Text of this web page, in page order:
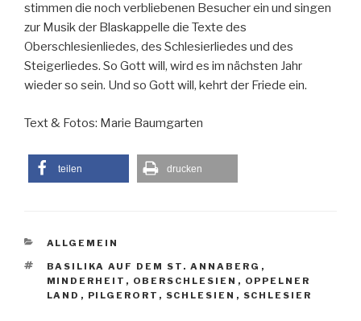
stimmen die noch verbliebenen Besucher ein und singen
zur Musik der Blaskappelle die Texte des
Oberschlesienliedes, des Schlesierliedes und des
Steigerliedes. So Gott will, wird es im nächsten Jahr
wieder so sein. Und so Gott will, kehrt der Friede ein.
Text & Fotos: Marie Baumgarten
teilen drucken
KATEGORIEN
ALLGEMEIN
SCHLAGWÖRTER
BASILIKA AUF DEM ST. ANNABERG ,
MINDERHEIT , OBERSCHLESIEN , OPPELNER
LAND , PILGERORT , SCHLESIEN , SCHLESIER